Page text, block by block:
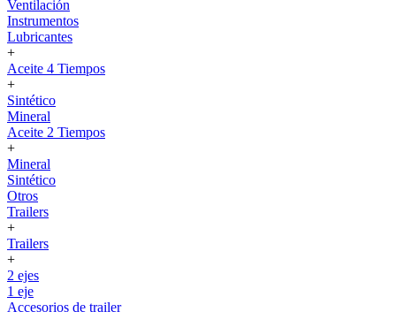
Ventilación
Instrumentos
Lubricantes
+
Aceite 4 Tiempos
+
Sintético
Mineral
Aceite 2 Tiempos
+
Mineral
Sintético
Otros
Trailers
+
Trailers
+
2 ejes
1 eje
Accesorios de trailer